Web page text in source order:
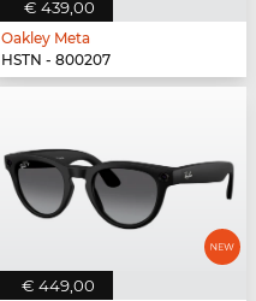
€ 439,00
Oakley Meta
HSTN - 800207
€ 449,00